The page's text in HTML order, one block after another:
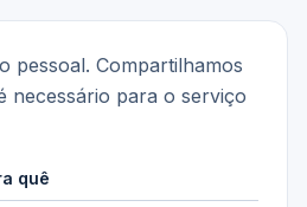
pessoal. Compartilhamos
necessário para o serviço
quê